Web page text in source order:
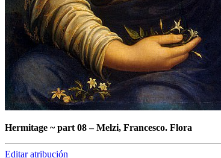
Hermitage ~ part 08–Melzi, Francesco. Flora
Editar atribución